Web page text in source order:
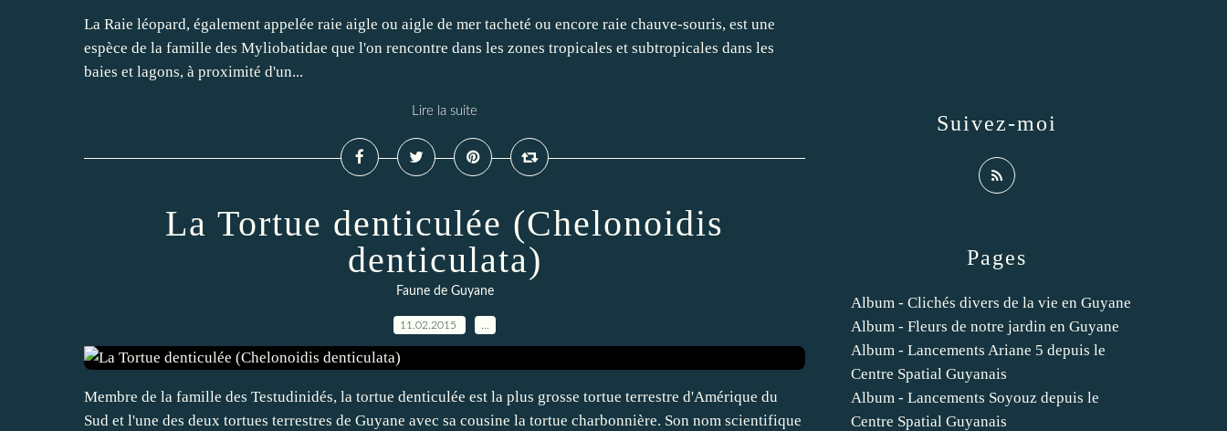
La Raie léopard, également appelée raie aigle ou aigle de mer tacheté ou encore raie chauve-souris, est une
espèce de la famille des Myliobatidae que l'on rencontre dans les zones tropicales et subtropicales dans les
baies et lagons, à proximité d'un...
Lire la suite
La Tortue denticulée (Chelonoidis
denticulata)
Faune de Guyane
11.02.2015
Membre de la famille des Testudinidés, la tortue denticulée est la plus grosse tortue terrestre d'Amérique du
Sud et l'une des deux tortues terrestres de Guyane avec sa cousine la tortue charbonnière. Son nom scientifique
Pages
Album - Clichés divers de la vie en Guyane
Album - Fleurs de notre jardin en Guyane
Album - Lancements Ariane 5 depuis le
Centre Spatial Guyanais
Album - Lancements Soyouz depuis le
Centre Spatial Guyanais
Suivez-moi